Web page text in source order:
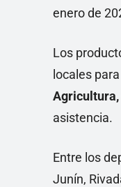
enero de
Los
locales
Agricultura,
asistencia.
Entre los
Junín,